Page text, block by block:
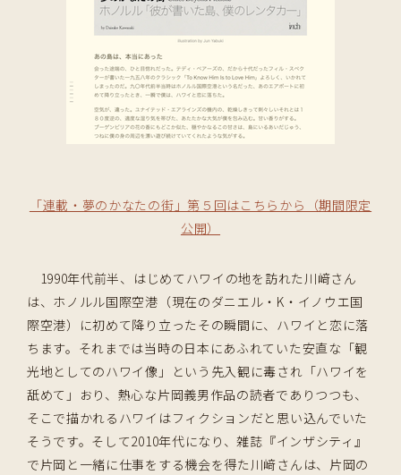
「連載・夢のかなたの街」第５回はこちらから（期間限定
公開）
1990年代前半、はじめてハワイの地を訪れた川﨑さん
は、ホノルル国際空港（現在のダニエル・K・イノウエ国
際空港）に初めて降り立ったその瞬間に、ハワイと恋に落
ちます。それまでは当時の日本にあふれていた安直な「観
光地としてのハワイ像」という先入観に毒され「ハワイを
舐めて」おり、熱心な片岡義男作品の読者でありつつも、
そこで描かれるハワイはフィクションだと思い込んでいた
そうです。そして2010年代になり、雑誌『インザシティ』
で片岡と一緒に仕事をする機会を得た川﨑さんは、片岡の